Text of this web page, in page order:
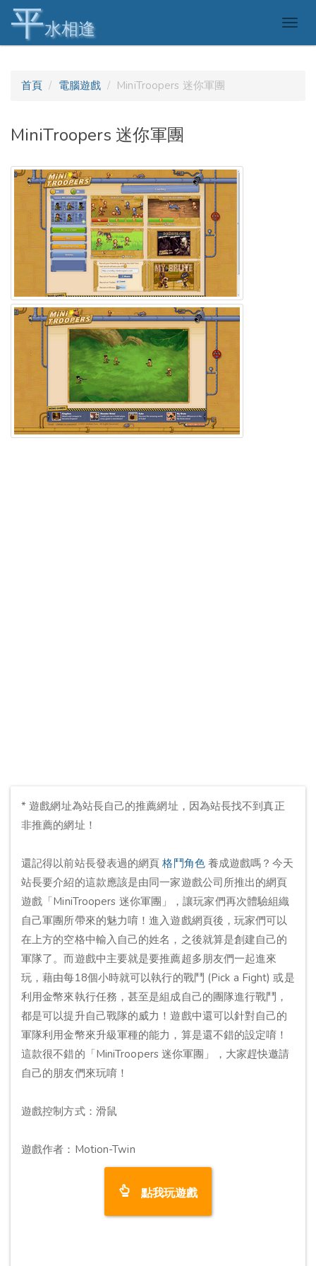
平水相逢
首頁 電腦遊戲 MiniTroopers 迷你軍團
MiniTroopers 迷你軍團
* 遊戲網址為站長自己的推薦網址，因為站長找不到真正
非推薦的網址！
還記得以前站長發表過的網頁 格鬥角色 養成遊戲嗎？今天
站長要介紹的這款應該是由同一家遊戲公司所推出的網頁
遊戲「MiniTroopers 迷你軍團」，讓玩家們再次體驗組織
自己軍團所帶來的魅力唷！進入遊戲網頁後，玩家們可以
在上方的空格中輸入自己的姓名，之後就算是創建自己的
軍隊了。而遊戲中主要就是要推薦超多朋友們一起進來
玩，藉由每18個小時就可以執行的戰鬥 (Pick a Fight) 或是
利用金幣來執行任務，甚至是組成自己的團隊進行戰鬥，
都是可以提升自己戰隊的威力！遊戲中還可以針對自己的
軍隊利用金幣來升級軍種的能力，算是還不錯的設定唷！
這款很不錯的「MiniTroopers 迷你軍團」，大家趕快邀請
自己的朋友們來玩唷！
遊戲控制方式：滑鼠
遊戲作者：Motion-Twin
點我玩遊戲